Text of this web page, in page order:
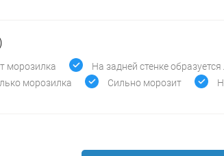
морозилка На задней стенке образуется
морозилка Сильно морозит